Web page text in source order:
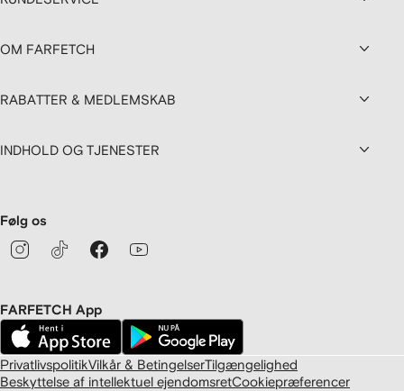
OM FARFETCH
RABATTER & MEDLEMSKAB
INDHOLD OG TJENESTER
Følg os
FARFETCH App
PrivatlivspolitikVilkår & BetingelserTilgængelighed
Beskyttelse af intellektuel ejendomsretCookiepræferencer